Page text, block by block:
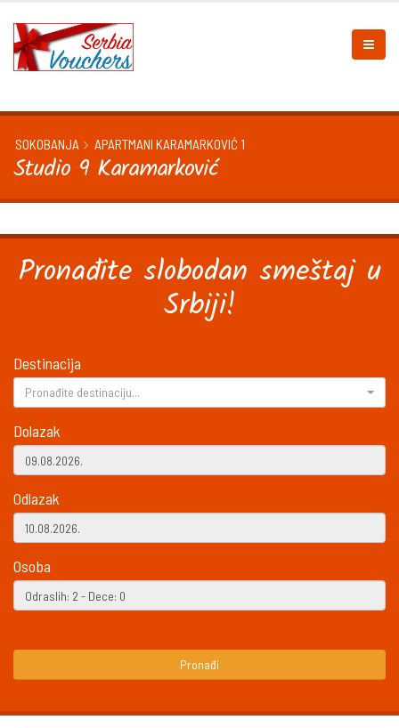
SOKOBANJA APARTMANI KARAMARKOVIĆ 1
Studio 9 Karamarković
Pronađite slobodan smeštaj u
Srbiji!
Destinacija
Pronađite destinaciju...
Dolazak
Odlazak
Osoba
Pronađi